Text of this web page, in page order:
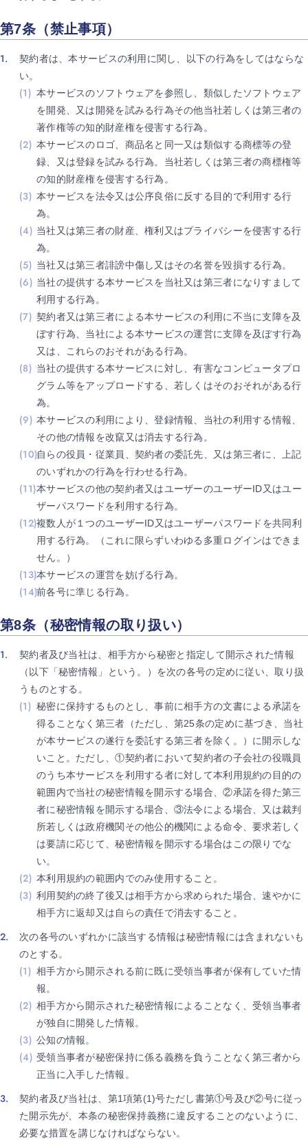
第7条（禁止事項）
契約者は、本サービスの利用に関し、以下の行為をしてはならな
い。
本サービスのソフトウェアを参照し、類似したソフトウェア
を開発、又は開発を試みる行為その他当社若しくは第三者の
著作権等の知的財産権を侵害する行為。
本サービスのロゴ、商品名と同一又は類似する商標等の登
録、又は登録を試みる行為。当社若しくは第三者の商標権等
の知的財産権を侵害する行為。
本サービスを法令又は公序良俗に反する目的で利用する行
為。
当社又は第三者の財産、権利又はプライバシーを侵害する行
為。
当社又は第三者誹謗中傷し又はその名誉を毀損する行為。
当社の提供する本サービスを当社又は第三者になりすまして
利用する行為。
契約者又は第三者による本サービスの利用に不当に支障を及
ぼす行為、当社による本サービスの運営に支障を及ぼす行為
又は、これらのおそれがある行為。
当社の提供する本サービスに対し、有害なコンピュータプロ
グラム等をアップロードする、若しくはそのおそれがある行
為。
本サービスの利用により、登録情報、当社の利用する情報、
その他の情報を改竄又は消去する行為。
自らの役員・従業員、契約者の委託先、又は第三者に、上記
のいずれかの行為を行わせる行為。
本サービスの他の契約者又はユーザーのユーザーID又はユー
ザーパスワードを利用する行為。
複数人が１つのユーザーID又はユーザーパスワードを共同利
用する行為。（これに限らずいわゆる多重ログインはできま
せん。）
本サービスの運営を妨げる行為。
前各号に準じる行為。
第8条（秘密情報の取り扱い）
契約者及び当社は、相手方から秘密と指定して開示された情報
（以下「秘密情報」という。）を次の各号の定めに従い、取り扱
うものとする。
秘密に保持するものとし、事前に相手方の文書による承諾を
得ることなく第三者（ただし、第25条の定めに基づき、当社
が本サービスの遂行を委託する第三者を除く。）に開示しな
いこと。ただし、①契約者において契約者の子会社の役職員
のうち本サービスを利用する者に対して本利用規約の目的の
範囲内で当社の秘密情報を開示する場合、②承諾を得た第三
者に秘密情報を開示する場合、③法令による場合、又は裁判
所若しくは政府機関その他公的機関による命令、要求若しく
は要請に応じて、秘密情報を開示する場合はこの限りでな
い。
本利用規約の範囲内でのみ使用すること。
利用契約の終了後又は相手方から求められた場合、速やかに
相手方に返却又は自らの責任で消去すること。
次の各号のいずれかに該当する情報は秘密情報には含まれないも
のとする。
相手方から開示される前に既に受領当事者が保有していた情
報。
相手方から開示された秘密情報によることなく、受領当事者
が独自に開発した情報。
公知の情報。
受領当事者が秘密保持に係る義務を負うことなく第三者から
正当に入手した情報。
契約者及び当社は、第1項第(1)号ただし書第①号及び②号に従っ
た開示先が、本条の秘密保持義務に違反することのないように、
必要な措置を講じなければならない。